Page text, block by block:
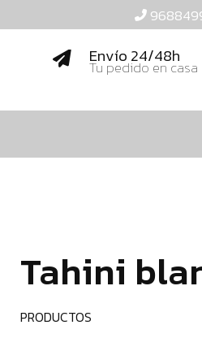
Envío 24/48h
Tu pedido en casa
Tahini
PRODUCTOS